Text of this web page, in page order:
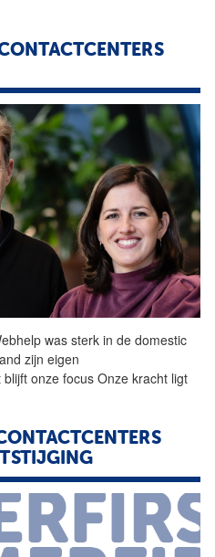
was sterk in de domestic
zijn eigen
onze focus Onze kracht ligt